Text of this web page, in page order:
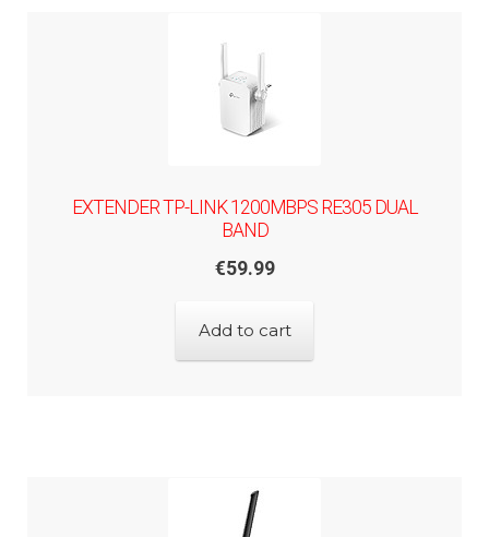
EXTENDER TP-LINK 1200MBPS RE305 DUAL
BAND
€59.99
Add to cart